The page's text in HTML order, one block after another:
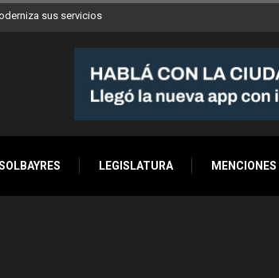
ya son 90 en toda la Ciudad
LEGISLATURA MENCIONES